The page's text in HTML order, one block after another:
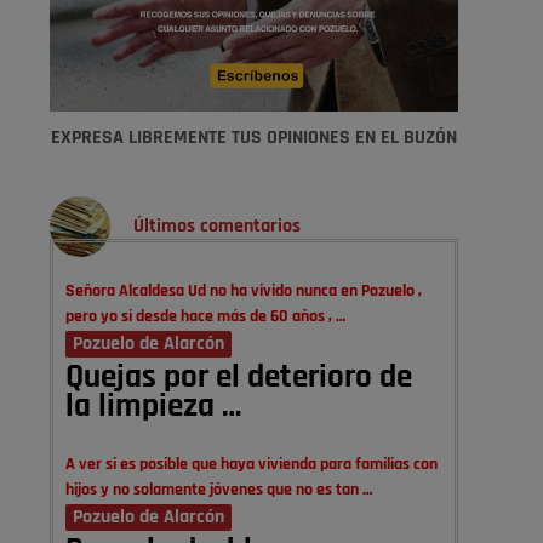
EXPRESA LIBREMENTE TUS OPINIONES EN EL BUZÓN
Últimos comentarios
Señora Alcaldesa Ud no ha vivido nunca en Pozuelo ,
pero yo si desde hace más de 60 años , …
Pozuelo de Alarcón
Quejas por el deterioro de
la limpieza …
A ver si es posible que haya vivienda para familias con
hijos y no solamente jóvenes que no es tan …
Pozuelo de Alarcón